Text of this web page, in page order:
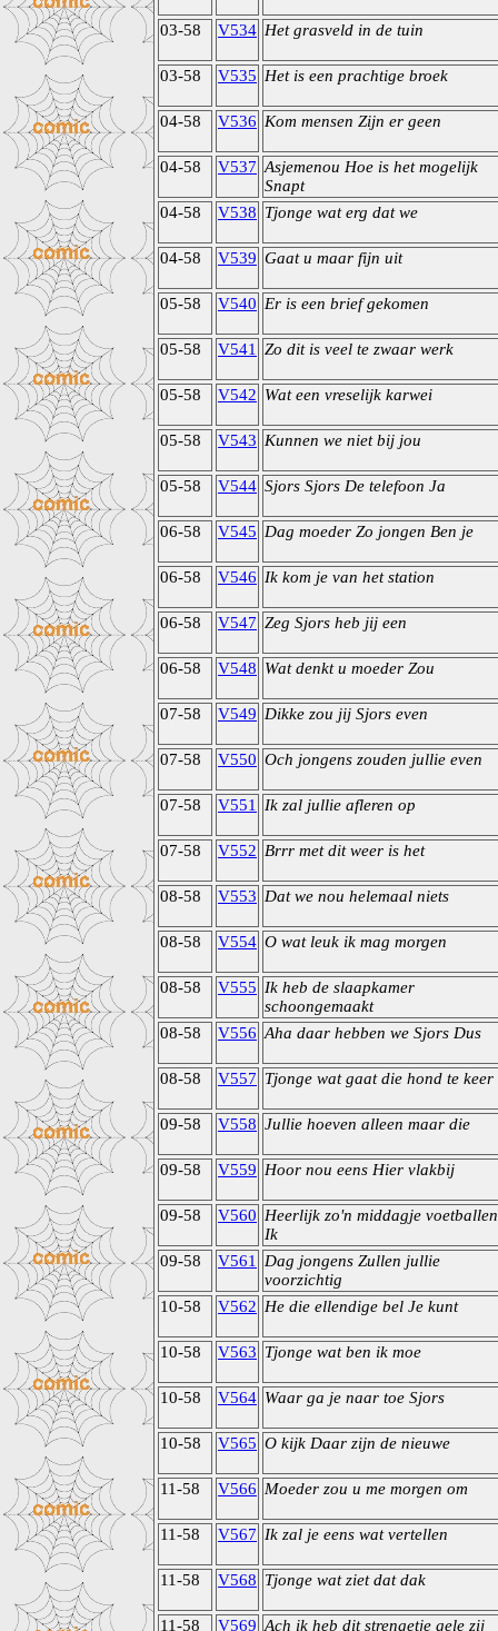
03-58 V534 Het grasveld in de tuin
03-58 V535 Het is een prachtige broek
04-58 V536 Kom mensen Zijn er geen
04-58 V537 Asjemenou Hoe is het mogelijk
Snapt
04-58
V538 Tjonge wat erg dat we
04-58 V539 Gaat u maar fijn uit
05-58 V540 Er is een brief gekomen
05-58 V541 Zo dit is veel te zwaar werk
05-58 V542 Wat een vreselijk karwei
05-58 V543 Kunnen we niet bij jou
05-58 V544 Sjors Sjors De telefoon Ja
06-58 V545 Dag moeder Zo jongen Ben je
06-58 V546 Ik kom je van het station
06-58 V547 Zeg Sjors heb jij een
06-58 V548 Wat denkt u moeder Zou
07-58 V549 Dikke zou jij Sjors even
07-58 V550 Och jongens zouden jullie even
07-58 V551 Ik zal jullie afleren op
07-58 V552 Brrr met dit weer is het
08-58 V553 Dat we nou helemaal niets
08-58 V554 O wat leuk ik mag morgen
08-58 V555 Ik heb de slaapkamer
schoongemaakt
08-58
V556 Aha daar hebben we Sjors Dus
08-58 V557 Tjonge wat gaat die hond te keer
09-58 V558 Jullie hoeven alleen maar die
09-58 V559 Hoor nou eens Hier vlakbij
09-58 V560 Heerlijk zo'n middagje voetballen
Ik
09-58
V561
Dag jongens Zullen jullie
voorzichtig
10-58
V562 He die ellendige bel Je kunt
10-58 V563 Tjonge wat ben ik moe
10-58 V564 Waar ga je naar toe Sjors
10-58 V565 O kijk Daar zijn de nieuwe
11-58 V566 Moeder zou u me morgen om
11-58 V567 Ik zal je eens wat vertellen
11-58 V568 Tjonge wat ziet dat dak
11-58 V569 Ach ik heb dit strengetje gele zij